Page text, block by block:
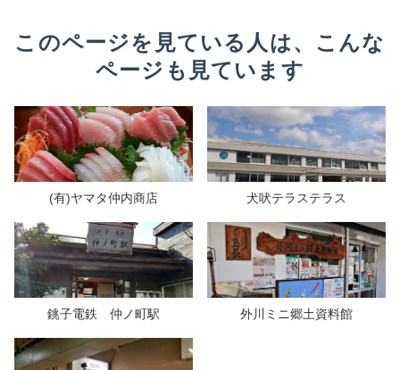
このページを見ている人は、こんな
ページも見ています
(有)ヤマタ仲内商店 犬吠テラステラス
銚子電鉄 仲ノ町駅 外川ミニ郷土資料館